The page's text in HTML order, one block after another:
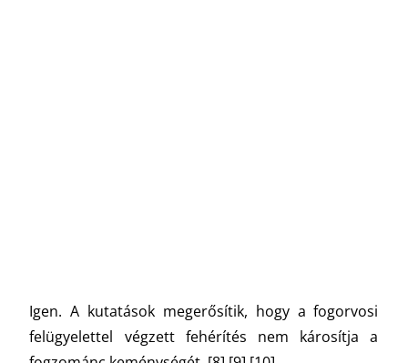
Igen. A kutatások megerősítik, hogy a fogorvosi
felügyelettel végzett fehérítés nem károsítja a